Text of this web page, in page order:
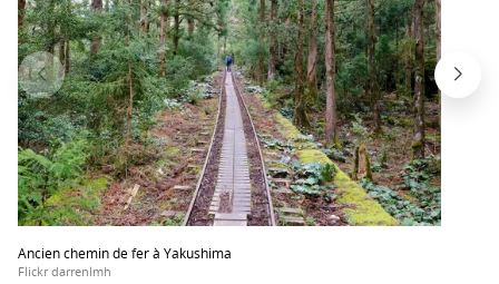
Ancien chemin de fer à Yakushima
Flickr darrenlmh